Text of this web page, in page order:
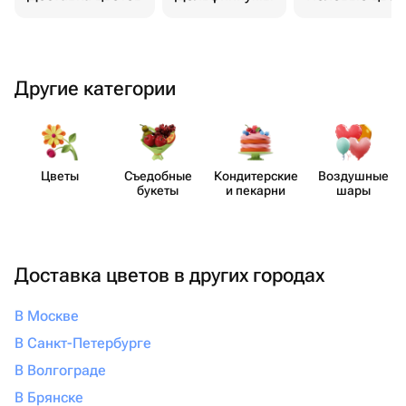
доставки, виду цветов.
Добавьте товар в корзину, выберите дату и интервал
доставки.
Приложите открытку с текстом или дополнительные
товары: шары, конфеты, свечи.
подтвердите отправку курьеру.
Проверить статус заказа можно в пуш-уведомлениях,
Почему Флаувау
Другие категории
Цветы
Съедобные
букеты
Кондит​ерские
и пекарни
Воздушные
шары
Доставка цветов в других городах
В Москве
В Санкт-Петербурге
В Волгограде
В Брянске